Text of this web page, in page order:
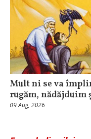
Mult ni se va
rugăm, nădăjduim
09 Aug, 2026